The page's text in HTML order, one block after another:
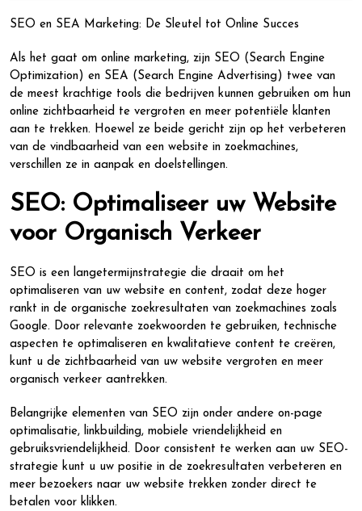
SEO en SEA Marketing: De Sleutel tot Online Succes
Als het gaat om online marketing, zijn SEO (Search Engine
Optimization) en SEA (Search Engine Advertising) twee van
de meest krachtige tools die bedrijven kunnen gebruiken om hun
online zichtbaarheid te vergroten en meer potentiële klanten
aan te trekken. Hoewel ze beide gericht zijn op het verbeteren
van de vindbaarheid van een website in zoekmachines,
verschillen ze in aanpak en doelstellingen.
SEO: Optimaliseer uw Website
voor Organisch Verkeer
SEO is een langetermijnstrategie die draait om het
optimaliseren van uw website en content, zodat deze hoger
rankt in de organische zoekresultaten van zoekmachines zoals
Google. Door relevante zoekwoorden te gebruiken, technische
aspecten te optimaliseren en kwalitatieve content te creëren,
kunt u de zichtbaarheid van uw website vergroten en meer
organisch verkeer aantrekken.
Belangrijke elementen van SEO zijn onder andere on-page
optimalisatie, linkbuilding, mobiele vriendelijkheid en
gebruiksvriendelijkheid. Door consistent te werken aan uw SEO-
strategie kunt u uw positie in de zoekresultaten verbeteren en
meer bezoekers naar uw website trekken zonder direct te
betalen voor klikken.